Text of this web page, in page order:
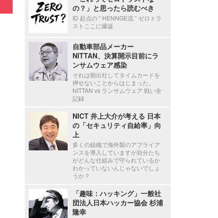
の？」と思ったら読むべき
ID 起点の “ HENNGE流 ” ゼロトラ
ストここに爆誕
自動車部品メーカー
NITTAN、決算開示目前にラ
ンサムウェア感染
それは朝出社してタイムカードを
押せないことからはじまった。
NITTAN vs ランサムウェア 戦い全
記録
NICT 井上大介が考える 日本
の「セキュリティ自給率」向
上
多くの組織で海外製のアプライア
ンスを導入していますが自分たち
がどんな仕組みで守られているか
わかっていないんじゃないでしょ
うか？
「趣味：ハッキング」一般社
団法人日本ハッカー協会 杉浦
隆幸